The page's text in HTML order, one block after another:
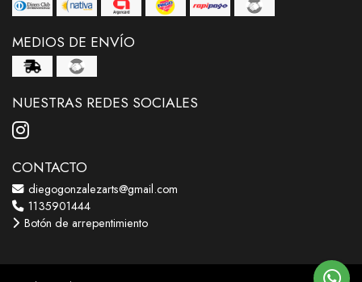
MEDIOS DE ENVÍO
NUESTRAS REDES SOCIALES
CONTACTO
diegogonzalezarts@gmail.com
1135901444
Botón de arrepentimiento